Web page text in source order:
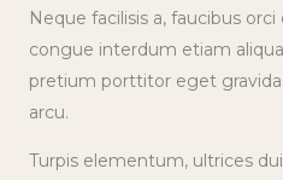
Neque facilisis a, faucibus
congue interdum etiam
pretium porttitor eget
arcu.
Turpis elementum, ultrices